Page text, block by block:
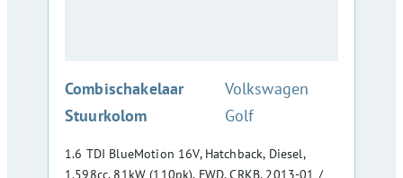
Combischakelaar
Stuurkolom
:Volkswagen
Golf
1.6 TDI BlueMotion 16V, Hatchback, Diesel,
1.598cc, 81kW (110pk), FWD, CRKB, 2013-01 /